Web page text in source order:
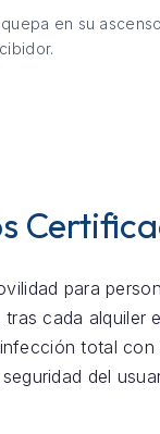
en su
para
cada alquiler
total
del